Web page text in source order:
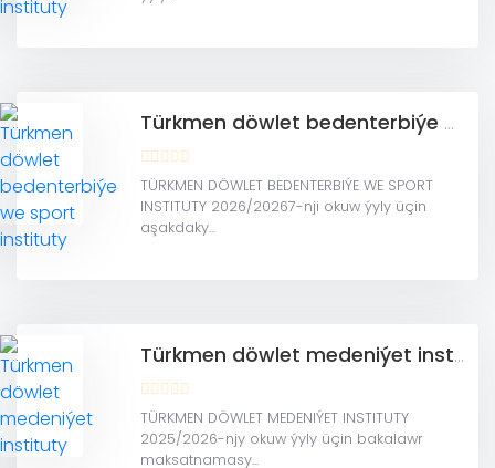
Türkmen döwlet bedenterbiýe we sport instituty
TÜRKMEN DÖWLET BEDENTERBIÝE WE SPORT
INSTITUTY 2026/20267-nji okuw ýyly üçin
aşakdaky...
Türkmen döwlet medeniýet instituty
TÜRKMEN DÖWLET MEDENIÝET INSTITUTY
2025/2026-njy okuw ýyly üçin bakalawr
maksatnamasy...